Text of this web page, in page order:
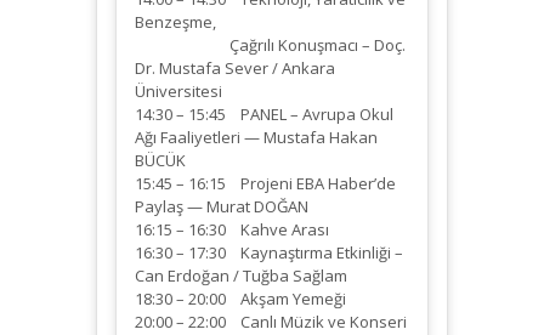
Benzeşme,
Çağrılı Konuşmacı – Doç.
Dr. Mustafa Sever / Ankara
Üniversitesi
14:30 – 15:45 PANEL – Avrupa Okul
Ağı Faaliyetleri — Mustafa Hakan
BÜCÜK
15:45 – 16:15 Projeni EBA Haber’de
Paylaş — Murat DOĞAN
16:15 – 16:30 Kahve Arası
16:30 – 17:30 Kaynaştırma Etkinliği –
Can Erdoğan / Tuğba Sağlam
18:30 – 20:00 Akşam Yemeği
20:00 – 22:00 Canlı Müzik ve Konseri